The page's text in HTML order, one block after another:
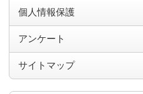
個人情報保護
アンケート
サイトマップ